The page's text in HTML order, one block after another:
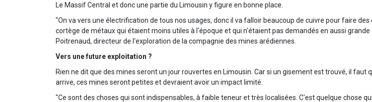
Le Massif Central et donc une partie du Limousin y figure en bonne place.
"On va vers une électrification de tous nos usages, donc il va falloir beaucoup de cuivre pour faire
cortège de métaux qui étaient moins utiles à l'époque et qui n'étaient pas demandés en aussi
Poitrenaud, directeur de l'exploration de la compagnie des mines arédiennes.
Vers une future exploitation ?
Rien ne dit que des mines seront un jour rouvertes en Limousin. Car si un gisement est trouvé, il faut
arrive, ces mines seront petites et devraient avoir un impact limité.
"Ce sont des choses qui sont indispensables, à faible teneur et très localisées. C'est quelque chose